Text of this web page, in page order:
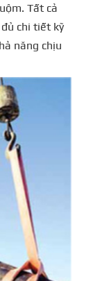
Tất cả
chi tiết kỹ
năng chịu